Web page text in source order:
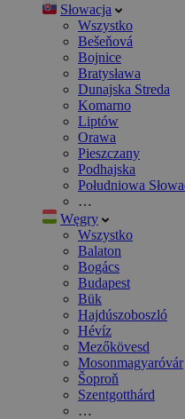
Słowacja
Wszystko
Bešeňová
Bojnice
Bratysława
Dunajska Streda
Komarno
Liptów
Orawa
Pieszczany
Podhajska
Południowa
…
Węgry
Wszystko
Balaton
Bogács
Budapest
Bük
Hajdúszoboszló
Hévíz
Mezőkövesd
Mosonmagyaróvár
Šoproň
Szentgotthárd
…